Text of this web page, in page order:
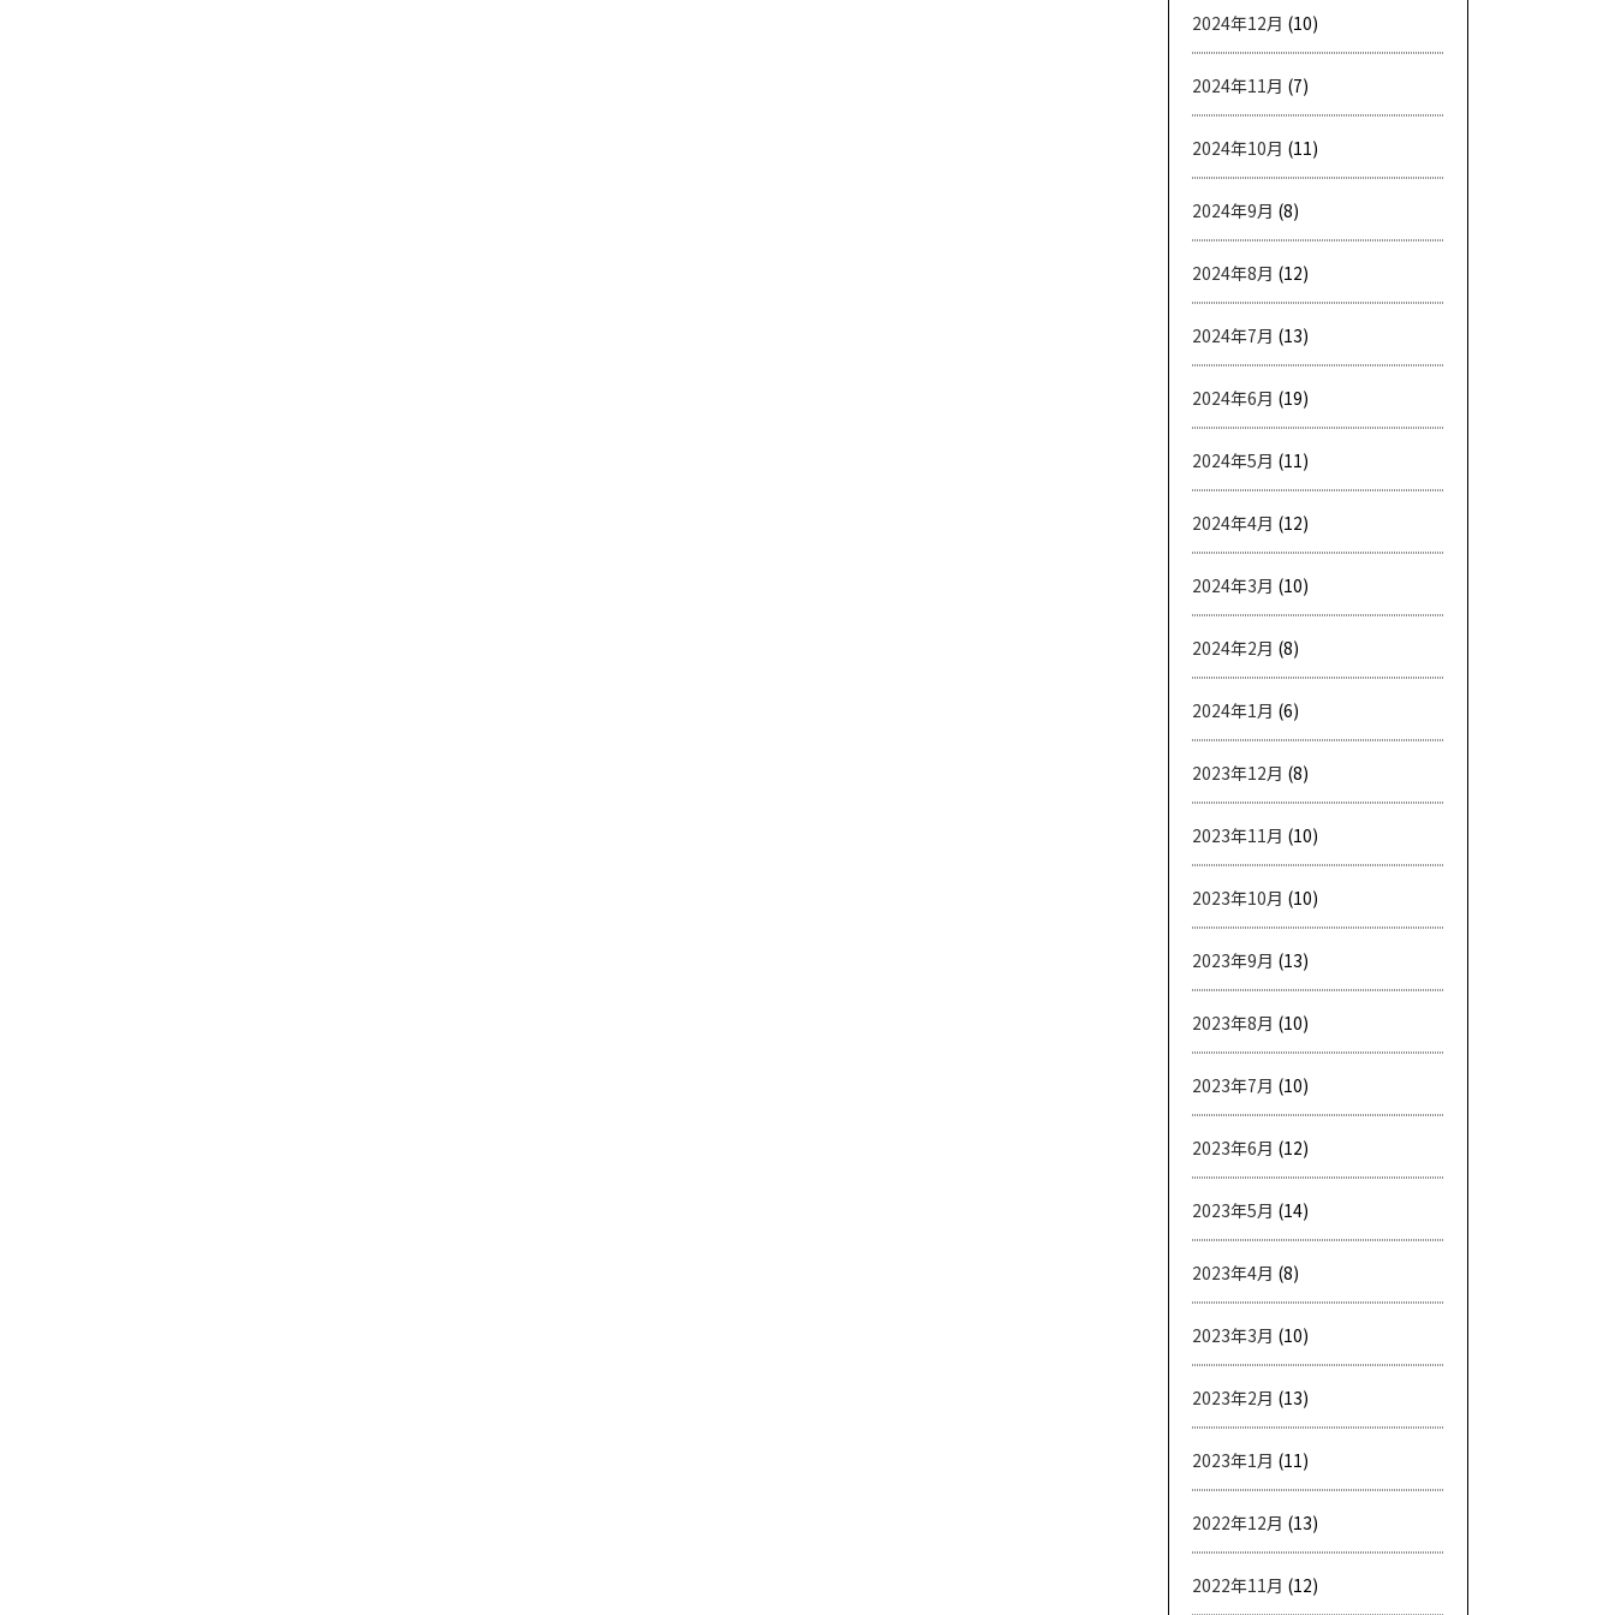
2024年12月 (10)
2024年11月 (7)
2024年10月 (11)
2024年9月 (8)
2024年8月 (12)
2024年7月 (13)
2024年6月 (19)
2024年5月 (11)
2024年4月 (12)
2024年3月 (10)
2024年2月 (8)
2024年1月 (6)
2023年12月 (8)
2023年11月 (10)
2023年10月 (10)
2023年9月 (13)
2023年8月 (10)
2023年7月 (10)
2023年6月 (12)
2023年5月 (14)
2023年4月 (8)
2023年3月 (10)
2023年2月 (13)
2023年1月 (11)
2022年12月 (13)
2022年11月 (12)